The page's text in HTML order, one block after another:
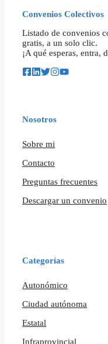
Convenios Colectivos
Listado de convenios
gratis, a un solo clic.
¡A qué esperas, entra,
Nosotros
Sobre mi
Contacto
Preguntas frecuentes
Descargar un convenio
Categorías
Autonómico
Ciudad autónoma
Estatal
Infraprovincial